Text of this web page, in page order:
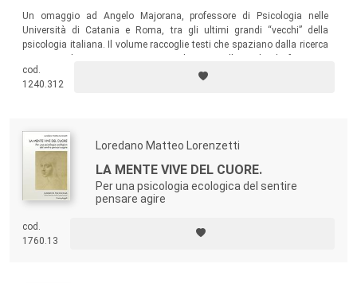
Un omaggio ad Angelo Majorana, professore di Psicologia nelle
Università di Catania e Roma, tra gli ultimi grandi “vecchi” della
psicologia italiana. Il volume raccoglie testi che spaziano dalla ricerca
sociali e del ciclo di vita, dall’approccio clinico-terapeutico a quello di
comunità…
cod.
1240.312
Loredano Matteo Lorenzetti
LA MENTE VIVE DEL CUORE.
Per una psicologia ecologica del sentire
pensare agire
cod.
1760.13